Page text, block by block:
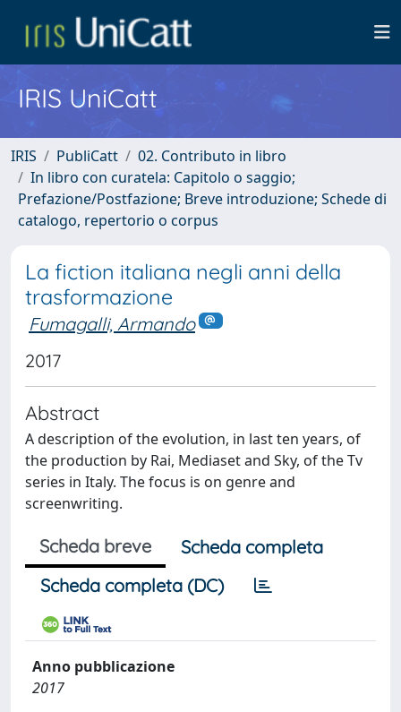
IRIS UniCatt
IRIS PubliCatt
02. Contributo in libro
In libro con curatela: Capitolo o saggio;
Prefazione/Postfazione; Breve introduzione; Schede di
catalogo, repertorio o corpus
La fiction italiana negli anni della
trasformazione
Fumagalli, Armando
2017
Abstract
A description of the evolution, in last ten years, of
the production by Rai, Mediaset and Sky, of the Tv
series in Italy. The focus is on genre and
screenwriting.
Scheda breve
Scheda completa
Scheda completa (DC)
Anno pubblicazione
2017